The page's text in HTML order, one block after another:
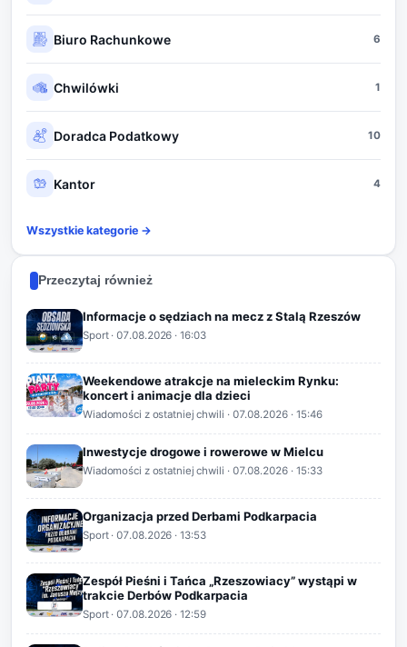
Biuro Rachunkowe 6
Chwilówki 1
Doradca Podatkowy 10
Kantor 4
Wszystkie kategorie →
Przeczytaj również
Informacje o sędziach na mecz z Stalą Rzeszów
Sport·07.08.2026 · 16:03
Weekendowe atrakcje na mieleckim Rynku:
koncert i animacje dla dzieci
Wiadomości z ostatniej chwili · 07.08.2026· 15:46
Inwestycje drogowe i rowerowe w Mielcu
Wiadomości z ostatniej chwili · 07.08.2026· 15:33
Organizacja przed Derbami Podkarpacia
Sport·07.08.2026 · 13:53
Zespół Pieśni i Tańca „Rzeszowiacy” wystąpi w
trakcie Derbów Podkarpacia
Sport·07.08.2026 · 12:59